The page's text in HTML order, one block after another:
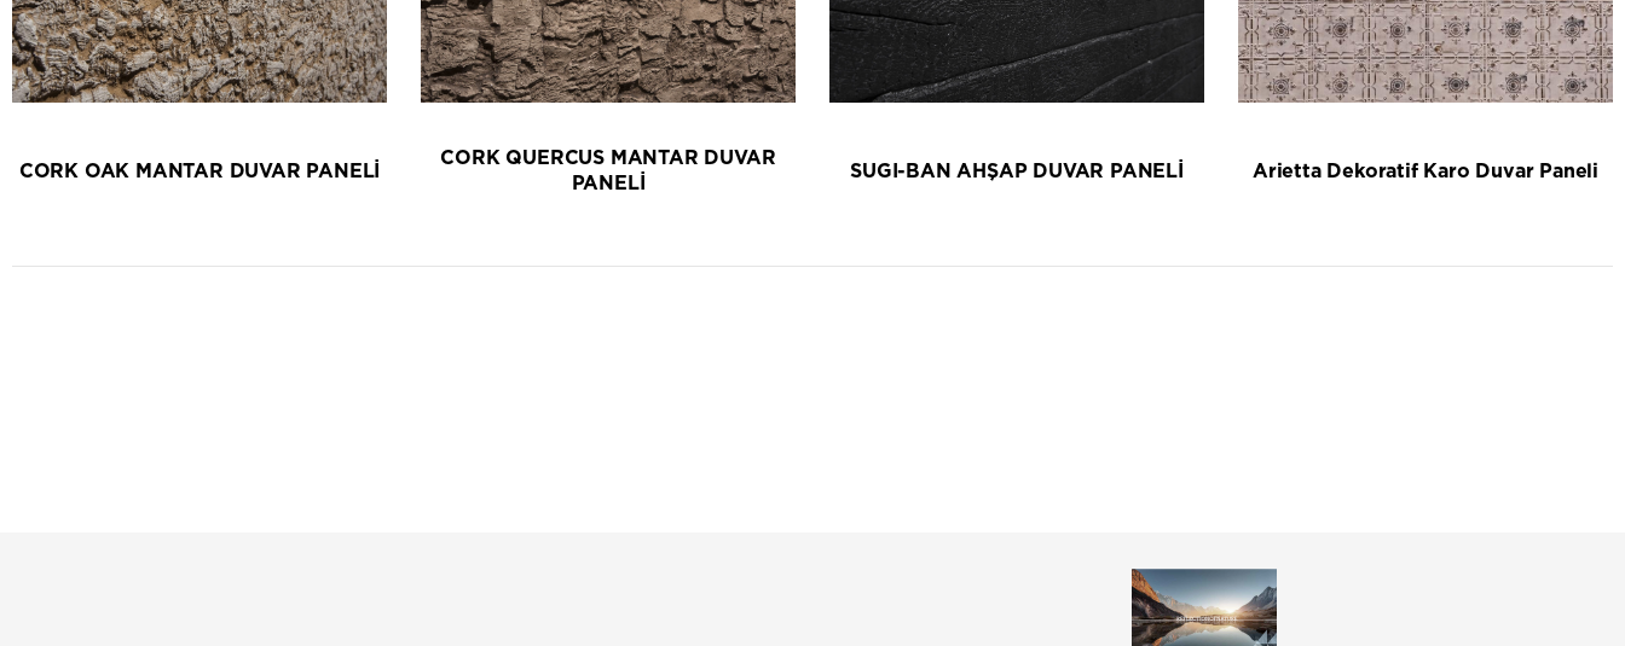
CORK OAK MANTAR DUVAR PANELİ
CORK QUERCUS MANTAR DUVAR
PANELİ
SUGI-BAN AHŞAP DUVAR PANELİ Arietta Dekoratif Karo Duvar Paneli